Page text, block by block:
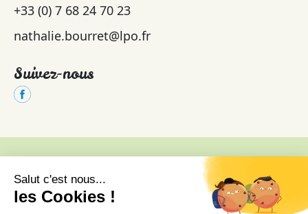
+33 (0) 7 68 24 70 23
nathalie.bourret@lpo.fr
Suivez-nous